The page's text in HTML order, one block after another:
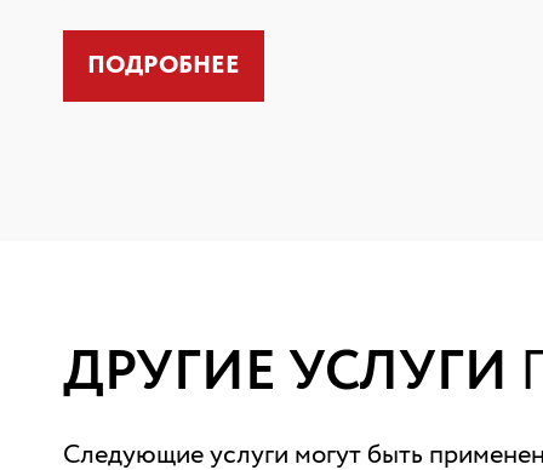
ПОДРОБНЕЕ
ДРУГИЕ УСЛУГИ
Следующие услуги могут быть